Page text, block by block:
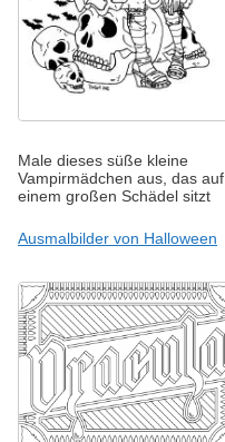
Male dieses süße kleine
Vampirmädchen aus, das auf
einem großen Schädel sitzt
Ausmalbilder von Halloween